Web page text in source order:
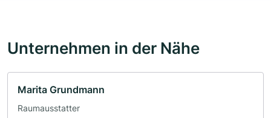
Unternehmen in der Nähe
Marita Grundmann
Raumausstatter